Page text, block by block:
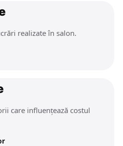
realizate în salon.
care influențează costul